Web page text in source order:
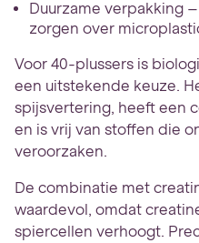
Duurzame verpakking
zorgen over
Voor 40-plussers is
een uitstekende keuze.
spijsvertering, heeft een
en is vrij van stoffen die
veroorzaken.
De combinatie met
waardevol, omdat
spiercellen verhoogt.